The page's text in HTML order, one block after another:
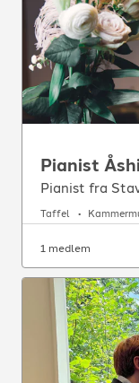
Pianist
Pianist fra
Taffel
1 medlem